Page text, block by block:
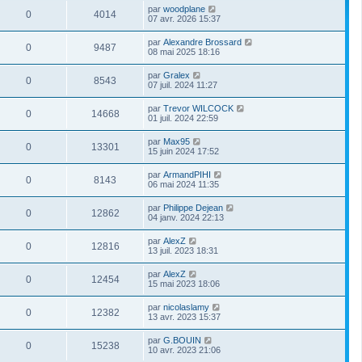
0 4014 par woodplane
07 avr. 2026 15:37
0 9487 par Alexandre Brossard
08 mai 2025 18:16
0 8543 par Gralex
07 juil. 2024 11:27
0 14668 par Trevor WILCOCK
01 juil. 2024 22:59
0 13301 par Max95
15 juin 2024 17:52
0 8143 par ArmandPIHI
06 mai 2024 11:35
0 12862 par Philippe Dejean
04 janv. 2024 22:13
0 12816 par AlexZ
13 juil. 2023 18:31
0 12454 par AlexZ
15 mai 2023 18:06
0 12382 par nicolaslamy
13 avr. 2023 15:37
0 15238 par G.BOUIN
10 avr. 2023 21:06